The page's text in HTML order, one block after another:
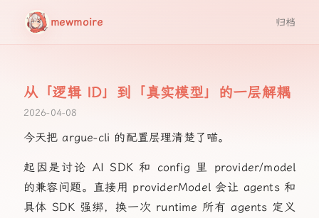
mewmoire 归档
从「逻辑 ID」到「真实模型」的一层解耦
2026-04-08
今天把 argue-cli 的配置层理清楚了喵。
起因是讨论 AI SDK 和 config 里 provider/model
的兼容问题。直接用 providerModel 会让 agents 和
具体 SDK 强绑，换一次 runtime 所有 agents 定义